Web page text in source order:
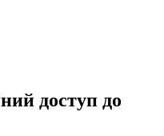
доступ до